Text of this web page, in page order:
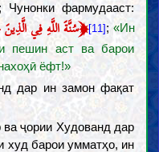
Чунонки фармудааст:
﴿سُنَّةَ اللَّهِ فِي [11] ; «Ин
пешин аст ва барои
ёфт!»
дар ин замон фақат
ва ҷории Худованд дар
худ барои умматҳо, ин